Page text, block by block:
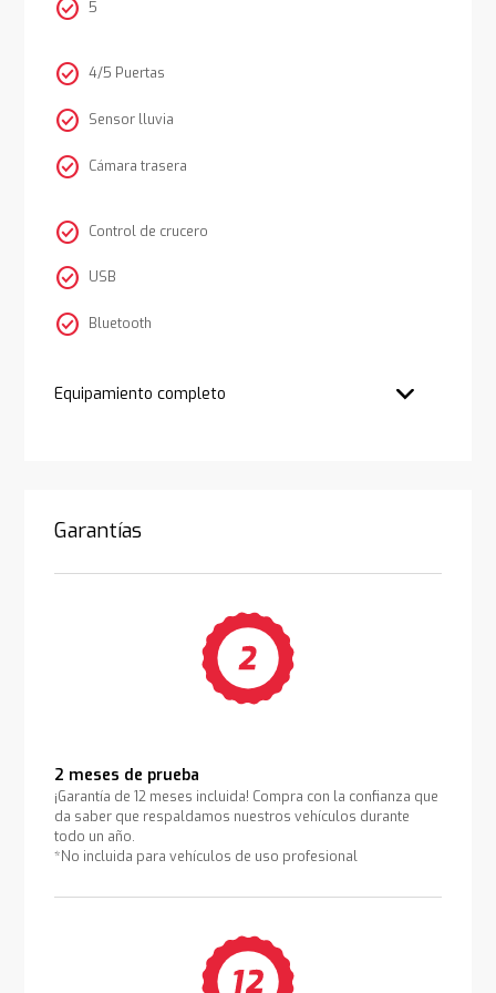
check_circle 5
check_circle 4/5 Puertas
check_circle Sensor lluvia
check_circle Cámara trasera
check_circle Control de crucero
check_circle USB
check_circle Bluetooth
Equipamiento completo
Garantías
2 meses de prueba
¡Garantía de 12 meses incluida! Compra con la confianza que
da saber que respaldamos nuestros vehículos durante
todo un año.
*No incluida para vehículos de uso profesional